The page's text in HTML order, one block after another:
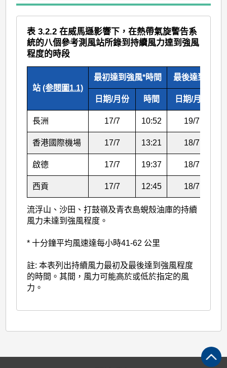
表 3.2.2 在威馬遜影響下，在熱帶氣旋警告系
統的八個參考測風站所錄到持續風力達到強風
程度的時段
站(参閱圖1.1)
最初達到強風*時間 最後達到強風*
日期/月份 時間 日期/月份
長洲 17/7 10:52 19/7
香港國際機場 17/7 13:21 18/7
啟德 17/7 19:37 18/7
西貢 17/7 12:45 18/7
流浮山、沙田、打鼓嶺及青衣島蜆殼油庫的持續
風力未達到強風程度。
* 十分鐘平均風速達每小時41-62 公里
註: 本表列出持續風力最初及最後達到強風程度
的時間。其間，風力可能高於或低於指定的風
力。